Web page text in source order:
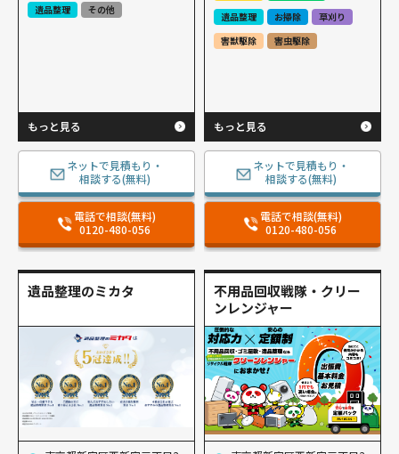
遺品整理
その他
もっと見る
ネットで見積もり・
相談する(無料)
電話で相談(無料)
0120-480-056
遺品整理
お掃除
草刈り
害獣駆除
害虫駆除
もっと見る
ネットで見積もり・
相談する(無料)
電話で相談(無料)
0120-480-056
遺品整理のミカタ
不用品回収戦隊・クリー
ンレンジャー